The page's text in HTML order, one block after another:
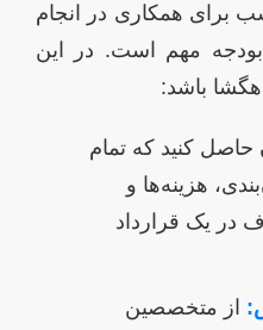
برای همکاری در انجام
بودجه مهم است. در این
باشد:
حاصل کنید که تمام
هزینه‌ها و
در یک قرارداد
از متخصصین